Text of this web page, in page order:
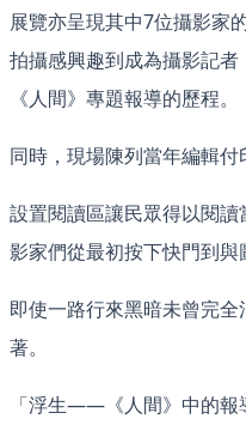
展覽亦呈現其中7位攝影家
拍攝感興趣到成為攝影記
《人間》專題報導的歷程。
同時，現場陳列當年編輯付
設置閱讀區讓民眾得以閱
影家們從最初按下快門到與
即使一路行來黑暗未曾完
著。
「浮生——《人間》中的報